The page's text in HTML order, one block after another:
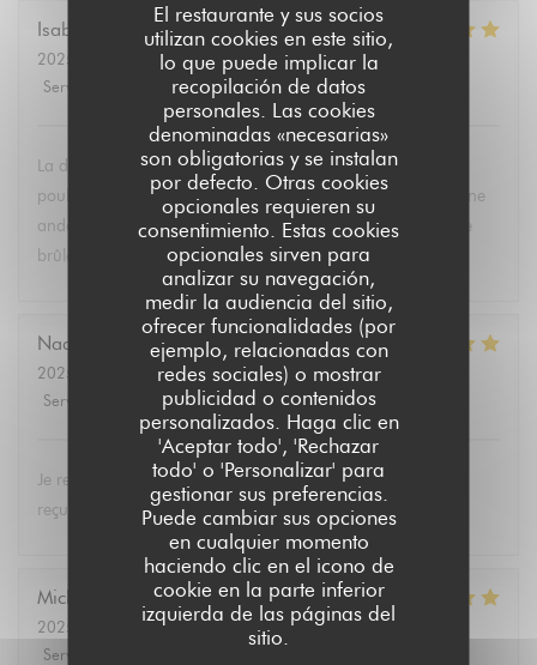
El restaurante y sus socios
utilizan cookies en este sitio,
lo que puede implicar la
recopilación de datos
personales. Las cookies
denominadas «necesarias»
son obligatorias y se instalan
por defecto. Otras cookies
opcionales requieren su
consentimiento. Estas cookies
opcionales sirven para
analizar su navegación,
medir la audiencia del sitio,
ofrecer funcionalidades (por
ejemplo, relacionadas con
redes sociales) o mostrar
publicidad o contenidos
personalizados. Haga clic en
'Aceptar todo', 'Rechazar
todo' o 'Personalizar' para
gestionar sus preferencias.
Puede cambiar sus opciones
en cualquier momento
haciendo clic en el icono de
cookie en la parte inferior
izquierda de las páginas del
sitio.
Isabelle
2025-03-01
- 12:30 - Invitados 2
Servicio
Ambiente: 3/5 Menú: 5/5 Calidad / Precio
La daurade était délicieuse; la dernière fois j’avais goûté le
poulet au vin jaune qui était excellent. Mon convive a pris une
andouillette très appréciée . Les desserts délicieux : la crème
brûlée et la pana cotta !particulierement … Bravo !
Nadine
2025-02-28
- 12:15 - Invitados 3
Servicio
Ambiente : 5/5 Menú : 5/5 Calidad / Precio
Je recommande le restaurant "Aux dès calés", toujours bien
reçus et c'est bon !!!!!!
Michaël
2025-02-24
- 19:00 - Invitados 6
Servicio